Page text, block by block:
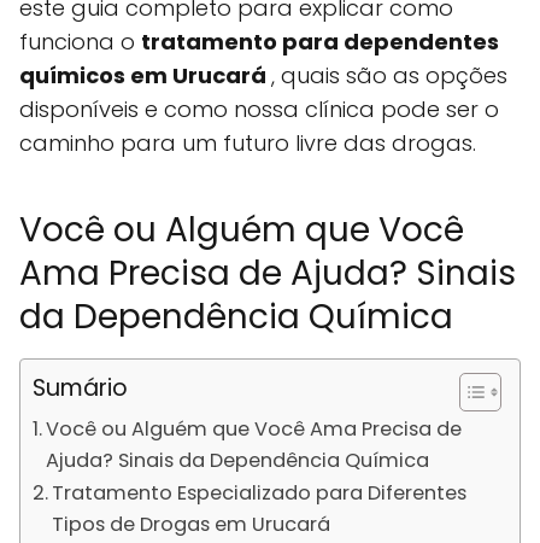
este guia completo para explicar como
funciona o tratamento para dependentes
químicos em Urucará , quais são as opções
disponíveis e como nossa clínica pode ser o
caminho para um futuro livre das drogas.
Você ou Alguém que Você
Ama Precisa de Ajuda? Sinais
da Dependência Química
Sumário
Você ou Alguém que Você Ama Precisa de
Ajuda? Sinais da Dependência Química
Tratamento Especializado para Diferentes
Tipos de Drogas em Urucará